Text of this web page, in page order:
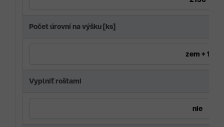
Počet úrovní na výšku [ks]
Vyplniť roštami